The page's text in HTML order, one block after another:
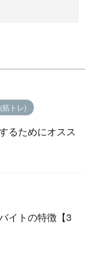
筋トレ)
るためにオスス
イトの特徴【3